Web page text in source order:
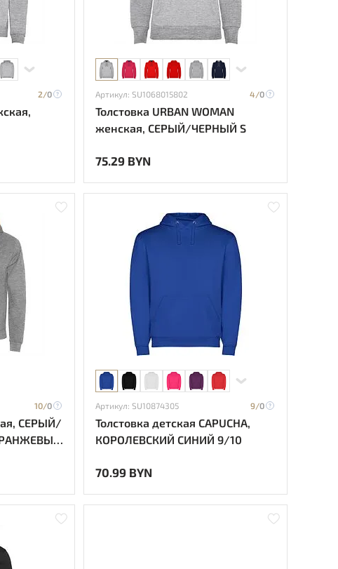
2/0 Артикул: SU1068015802 4/0
Толстовка URBAN WOMAN
женская, СЕРЫЙ/ЧЕРНЫЙ S
75.29 BYN
10/0
СЕРЫЙ/
Артикул: SU10874305 9/0
Толстовка детская CAPUCHA,
КОРОЛЕВСКИЙ СИНИЙ 9/10
70.99 BYN